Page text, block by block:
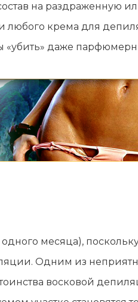
на
крема для
«убить» даже
месяца),
Одним из
восковой